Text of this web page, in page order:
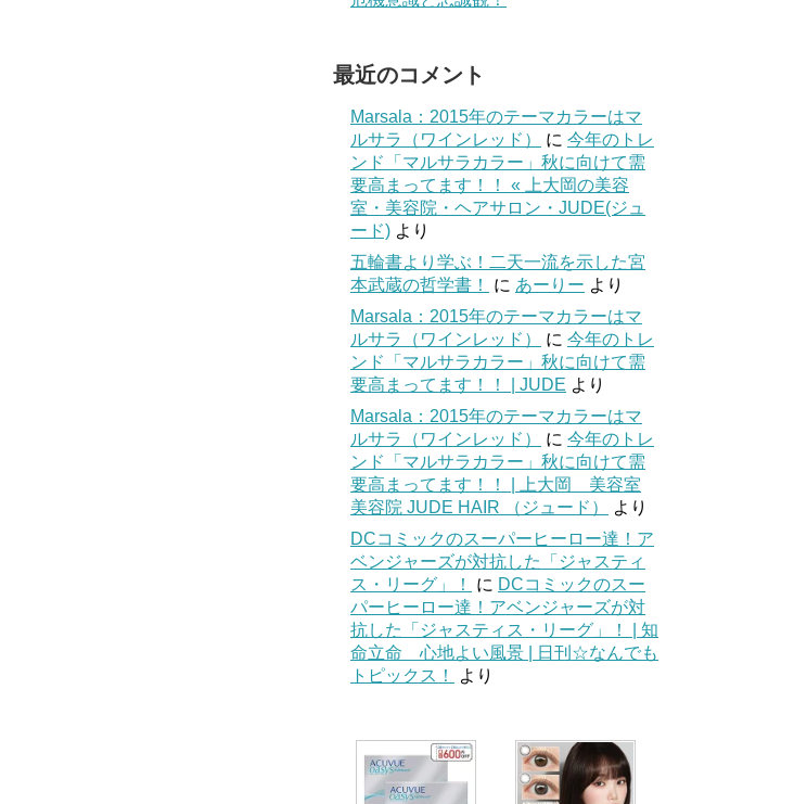
最近のコメント
Marsala：2015年のテーマカラーはマ
ルサラ（ワインレッド）
に 今年のトレ
ンド「マルサラカラー」秋に向けて需
要高まってます！！ « 上大岡の美容
室・美容院・ヘアサロン・JUDE(ジュ
ード) より
五輪書より学ぶ！二天一流を示した宮
本武蔵の哲学書！
に あーりー より
Marsala：2015年のテーマカラーはマ
ルサラ（ワインレッド）
に 今年のトレ
ンド「マルサラカラー」秋に向けて需
要高まってます！！ | JUDE より
Marsala：2015年のテーマカラーはマ
ルサラ（ワインレッド）
に 今年のトレ
ンド「マルサラカラー」秋に向けて需
要高まってます！！ | 上大岡 美容室
美容院 JUDE HAIR （ジュード）
より
DCコミックのスーパーヒーロー達！ア
ベンジャーズが対抗した「ジャスティ
ス・リーグ」！
に DCコミックのスー
パーヒーロー達！アベンジャーズが対
抗した「ジャスティス・リーグ」！ | 知
命立命 心地よい風景 | 日刊☆なんでも
トピックス！
より